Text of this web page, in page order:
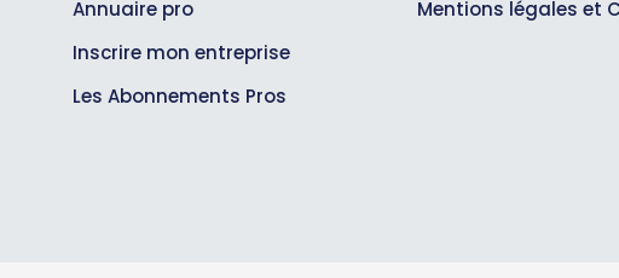
Annuaire pro
Inscrire mon entreprise
Les Abonnements Pros
Mentions légales et